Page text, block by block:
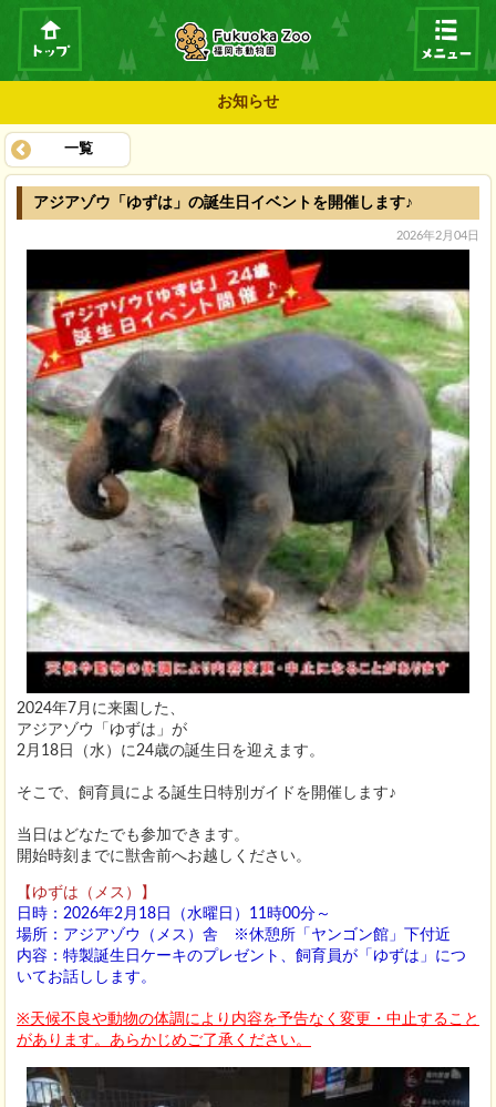
お知らせ
一覧
アジアゾウ「ゆずは」の誕生日イベントを開催します♪
2026年2月04日
2024年7月に来園した、
アジアゾウ「ゆずは」が
2月18日（水）に24歳の誕生日を迎えます。
そこで、飼育員による誕生日特別ガイドを開催します♪
当日はどなたでも参加できます。
開始時刻までに獣舎前へお越しください。
【ゆずは（メス）】
日時：2026年2月18日（水曜日）11時00分～
場所：アジアゾウ（メス）舎 ※休憩所「ヤンゴン館」下付近
内容：特製誕生日ケーキのプレゼント、飼育員が「ゆずは」につ
いてお話しします。
※天候不良や動物の体調により内容を予告なく変更・中止すること
があります。あらかじめご了承ください。